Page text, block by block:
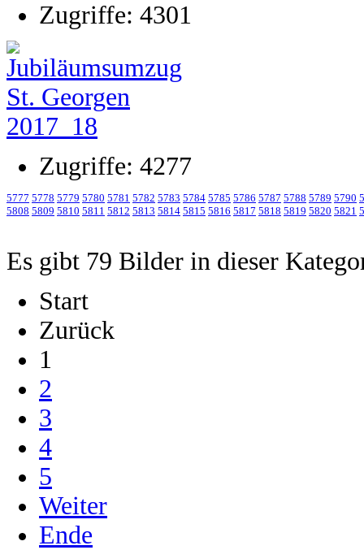
Zugriffe: 4301
Zugriffe: 4277
5777 5778 5779 5780 5781 5782 5783 5784 5785 5786 5787 5788 5789 5790
5808 5809 5810 5811 5812 5813 5814 5815 5816 5817 5818 5819 5820 5821
Es gibt 79 Bilder in dieser
Start
Zurück
1
2
3
4
5
Weiter
Ende